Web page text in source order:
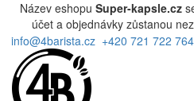
Název eshopu Super-kapsle.cz
účet a objednávky zůstanou
info@4barista.cz +420 721 722 764